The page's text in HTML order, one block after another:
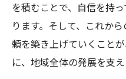
を積むことで、自信を持
ります。そして、これか
頼を築き上げていくこと
に、地域全体の発展を支え